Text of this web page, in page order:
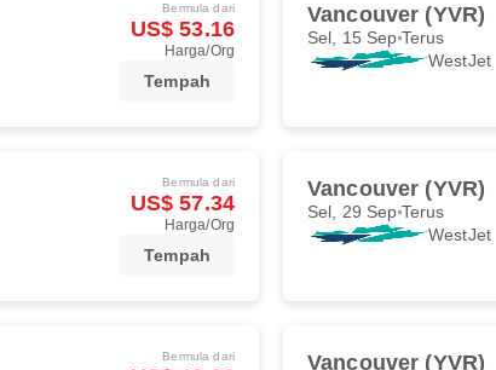
Bermula dari
US$ 53.16
Harga/Org
Tempah
Vancouver (YVR)
Sel, 15 Sep Terus
WestJet
Bermula dari
US$ 57.34
Harga/Org
Tempah
Vancouver (YVR)
Sel, 29 Sep Terus
WestJet
Bermula dari Vancouver (YVR)